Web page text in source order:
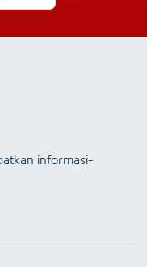
informasi-